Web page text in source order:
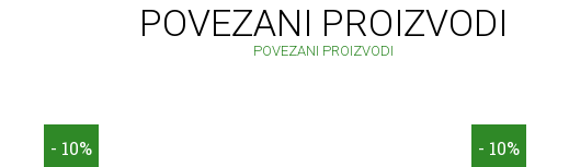
POVEZANI PROIZVODI
POVEZANI PROIZVODI
- 10% - 10%